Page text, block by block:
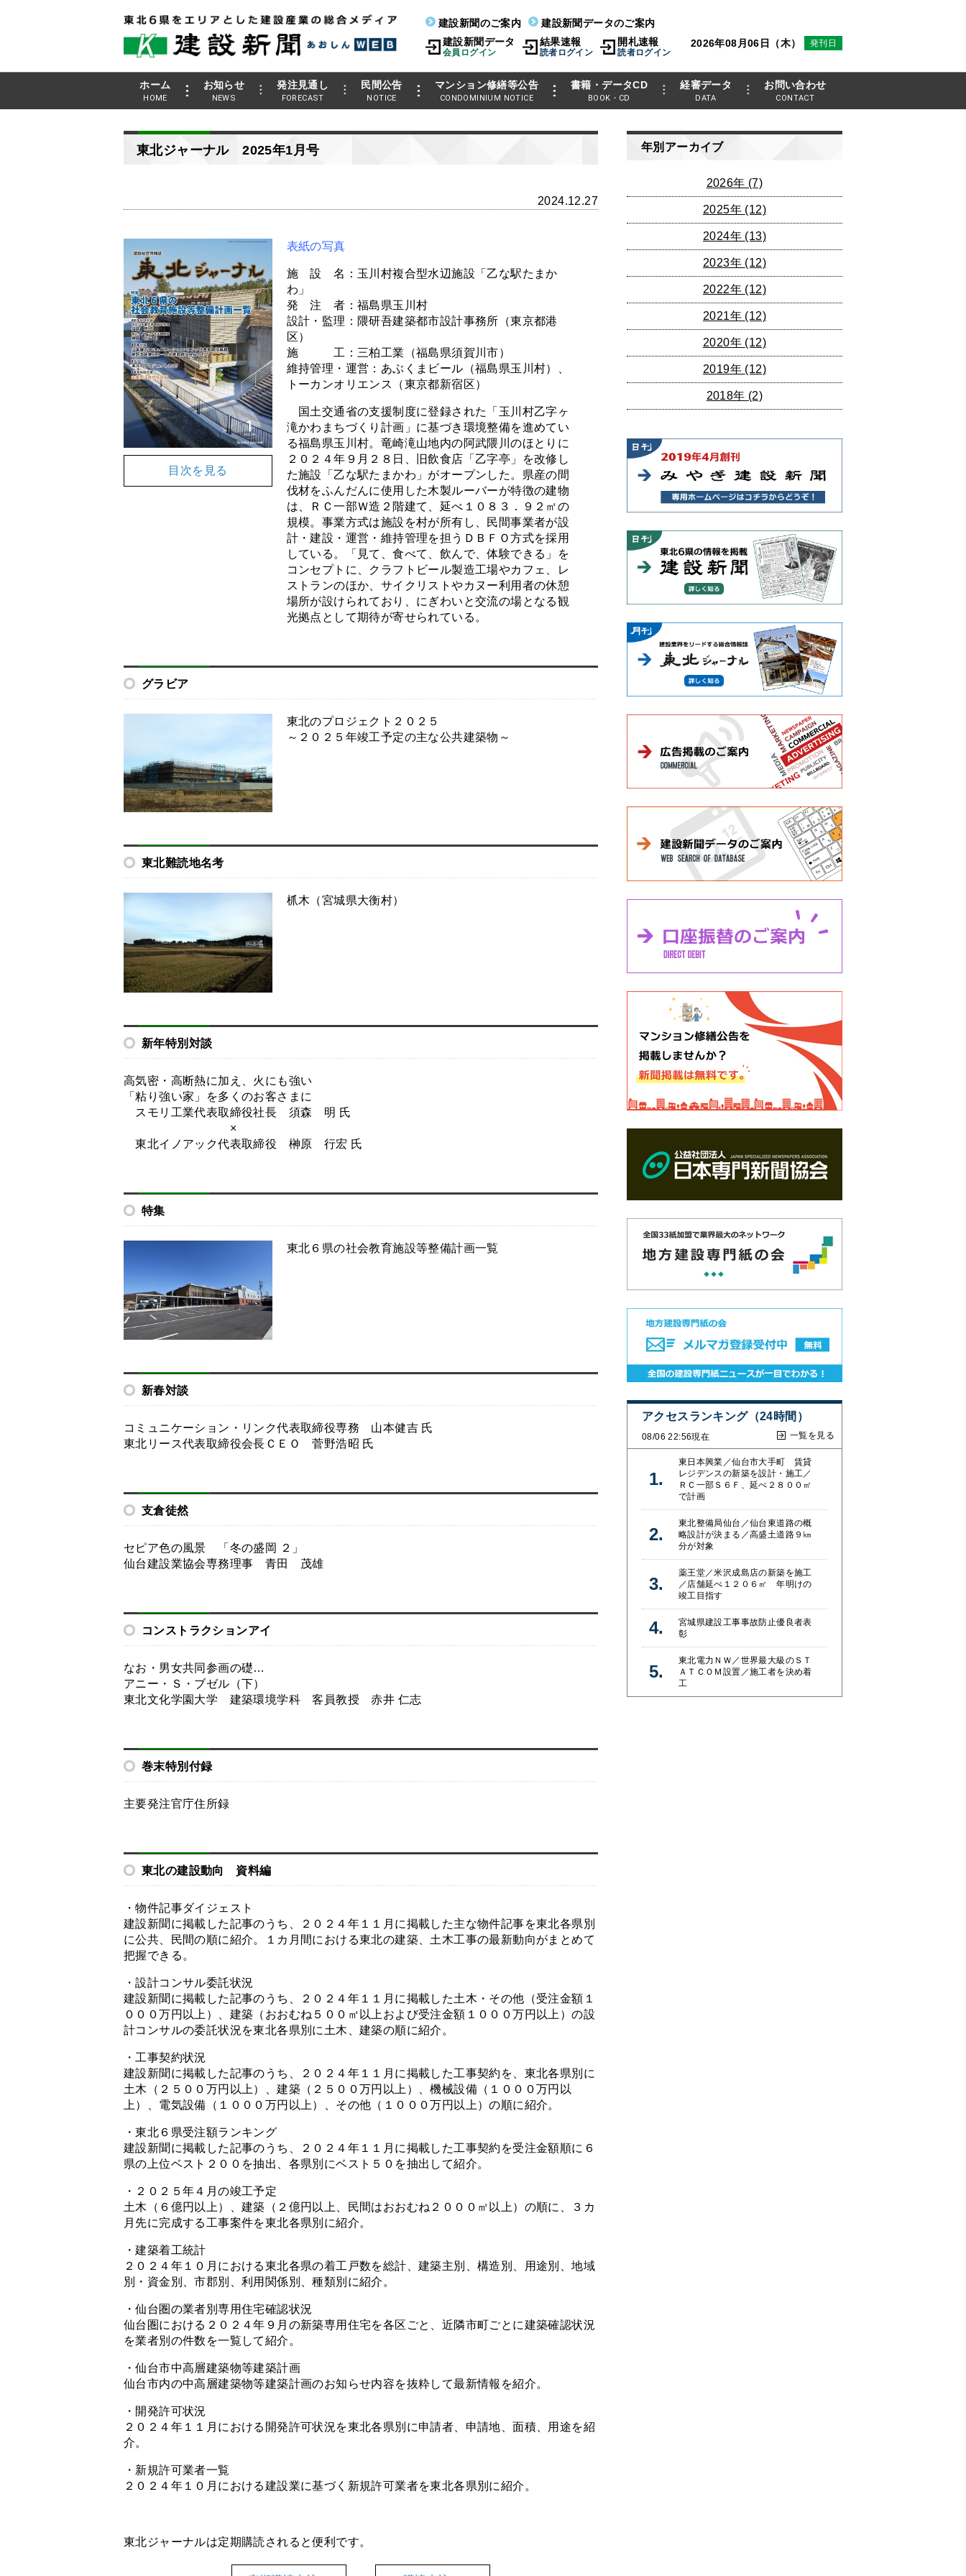
2026年08月06日（木） 発刊日
建設新聞のご案内
建設新聞データのご案内
建設新聞データ
会員ログイン
結果速報
読者ログイン
開札速報
読者ログイン
ホーム
HOME
お知らせ
NEWS
発注見通し
FORECAST
民間公告
NOTICE
マンション修繕等公告
CONDOMINIUM NOTICE
書籍・データCD
BOOK・CD
経審データ
DATA
お問い合わせ
CONTACT
東北ジャーナル 2025年1月号
2024.12.27
目次を見る
表紙の写真
施 設 名：玉川村複合型水辺施設「乙な駅たまか
わ」
発 注 者：福島県玉川村
設計・監理：隈研吾建築都市設計事務所（東京都港
区）
施 工：三柏工業（福島県須賀川市）
維持管理・運営：あぶくまビール（福島県玉川村）、
トーカンオリエンス（東京都新宿区）
国土交通省の支援制度に登録された「玉川村乙字ヶ
滝かわまちづくり計画」に基づき環境整備を進めてい
る福島県玉川村。竜崎滝山地内の阿武隈川のほとりに
２０２４年９月２８日、旧飲食店「乙字亭」を改修し
た施設「乙な駅たまかわ」がオープンした。県産の間
伐材をふんだんに使用した木製ルーバーが特徴の建物
は、ＲＣ一部Ｗ造２階建て、延べ１０８３．９２㎡の
規模。事業方式は施設を村が所有し、民間事業者が設
計・建設・運営・維持管理を担うＤＢＦＯ方式を採用
している。「見て、食べて、飲んで、体験できる」を
コンセプトに、クラフトビール製造工場やカフェ、レ
ストランのほか、サイクリストやカヌー利用者の休憩
場所が設けられており、にぎわいと交流の場となる観
光拠点として期待が寄せられている。
グラビア
東北のプロジェクト２０２５
～２０２５年竣工予定の主な公共建築物～
東北難読地名考
枛木（宮城県大衡村）
新年特別対談
高気密・高断熱に加え、火にも強い
「粘り強い家」を多くのお客さまに
スモリ工業代表取締役社長 須森 明 氏
×
東北イノアック代表取締役 榊原 行宏 氏
特集
東北６県の社会教育施設等整備計画一覧
新春対談
コミュニケーション・リンク代表取締役専務 山本健吉 氏
東北リース代表取締役会長ＣＥＯ 菅野浩昭 氏
支倉徒然
セピア色の風景 「冬の盛岡 ２」
仙台建設業協会専務理事 青田 茂雄
コンストラクションアイ
なお・男女共同参画の礎…
アニー・Ｓ・ブゼル（下）
東北文化学園大学 建築環境学科 客員教授 赤井 仁志
巻末特別付録
主要発注官庁住所録
東北の建設動向 資料編
・物件記事ダイジェスト
建設新聞に掲載した記事のうち、２０２４年１１月に掲載した主な物件記事を東北各県別
に公共、民間の順に紹介。１カ月間における東北の建築、土木工事の最新動向がまとめて
把握できる。
・設計コンサル委託状況
建設新聞に掲載した記事のうち、２０２４年１１月に掲載した土木・その他（受注金額１
０００万円以上）、建築（おおむね５００㎡以上および受注金額１０００万円以上）の設
計コンサルの委託状況を東北各県別に土木、建築の順に紹介。
・工事契約状況
建設新聞に掲載した記事のうち、２０２４年１１月に掲載した工事契約を、東北各県別に
土木（２５００万円以上）、建築（２５００万円以上）、機械設備（１０００万円以
上）、電気設備（１０００万円以上）、その他（１０００万円以上）の順に紹介。
・東北６県受注額ランキング
建設新聞に掲載した記事のうち、２０２４年１１月に掲載した工事契約を受注金額順に６
県の上位ベスト２００を抽出、各県別にベスト５０を抽出して紹介。
・２０２５年４月の竣工予定
土木（６億円以上）、建築（２億円以上、民間はおおむね２０００㎡以上）の順に、３カ
月先に完成する工事案件を東北各県別に紹介。
・建築着工統計
２０２４年１０月における東北各県の着工戸数を総計、建築主別、構造別、用途別、地域
別・資金別、市郡別、利用関係別、種類別に紹介。
・仙台圏の業者別専用住宅確認状況
仙台圏における２０２４年９月の新築専用住宅を各区ごと、近隣市町ごとに建築確認状況
を業者別の件数を一覧して紹介。
・仙台市中高層建築物等建築計画
仙台市内の中高層建築物等建築計画のお知らせ内容を抜粋して最新情報を紹介。
・開発許可状況
２０２４年１１月における開発許可状況を東北各県別に申請者、申請地、面積、用途を紹
介。
・新規許可業者一覧
２０２４年１０月における建設業に基づく新規許可業者を東北各県別に紹介。
東北ジャーナルは定期購読されると便利です。
年別アーカイブ
2026年 (7)
2025年 (12)
2024年 (13)
2023年 (12)
2022年 (12)
2021年 (12)
2020年 (12)
2019年 (12)
2018年 (2)
アクセスランキング（24時間）
08/06 22:56現在 一覧を見る
東日本興業／仙台市大手町 賃貸
レジデンスの新築を設計・施工／
ＲＣ一部Ｓ６Ｆ、延べ２８００㎡
で計画
東北整備局仙台／仙台東道路の概
略設計が決まる／高盛土道路９㎞
分が対象
薬王堂／米沢成島店の新築を施工
／店舗延べ１２０６㎡ 年明けの
竣工目指す
宮城県建設工事事故防止優良者表
彰
東北電力ＮＷ／世界最大級のＳＴ
ＡＴＣＯＭ設置／施工者を決め着
工